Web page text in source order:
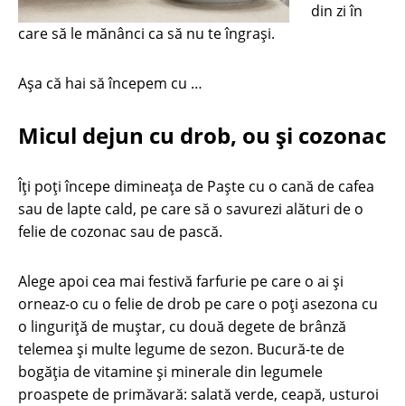
din zi în
care să le mănânci ca să nu te îngrași.
Așa că hai să începem cu …
Micul dejun cu drob, ou şi cozonac
Îți poți începe dimineața de Paște cu o cană de cafea
sau de lapte cald, pe care să o savurezi alături de o
felie de cozonac sau de pască.
Alege apoi cea mai festivă farfurie pe care o ai și
orneaz-o cu o felie de drob pe care o poți asezona cu
o linguriță de muștar, cu două degete de brânză
telemea și multe legume de sezon. Bucură-te de
bogăția de vitamine și minerale din legumele
proaspete de primăvară: salată verde, ceapă, usturoi